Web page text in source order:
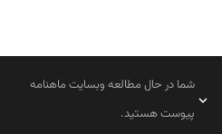
شما در حال مطالعه وبسایت ماهنامه
پیوست هستید.